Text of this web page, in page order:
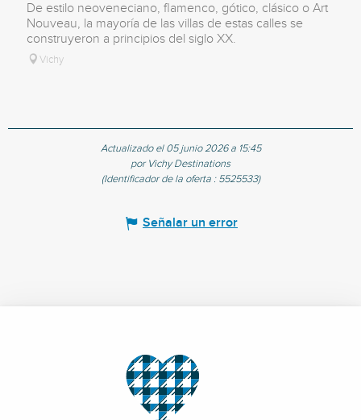
De estilo neoveneciano, flamenco, gótico, clásico o Art
Nouveau, la mayoría de las villas de estas calles se
construyeron a principios del siglo XX.
Vichy
Actualizado el 05 junio 2026 a 15:45
por Vichy Destinations
(Identificador de la oferta : 5525533)
Señalar un error